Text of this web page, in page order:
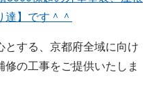
】です＾＾
とする、京都府全域に向け
の工事をご提供いたしま